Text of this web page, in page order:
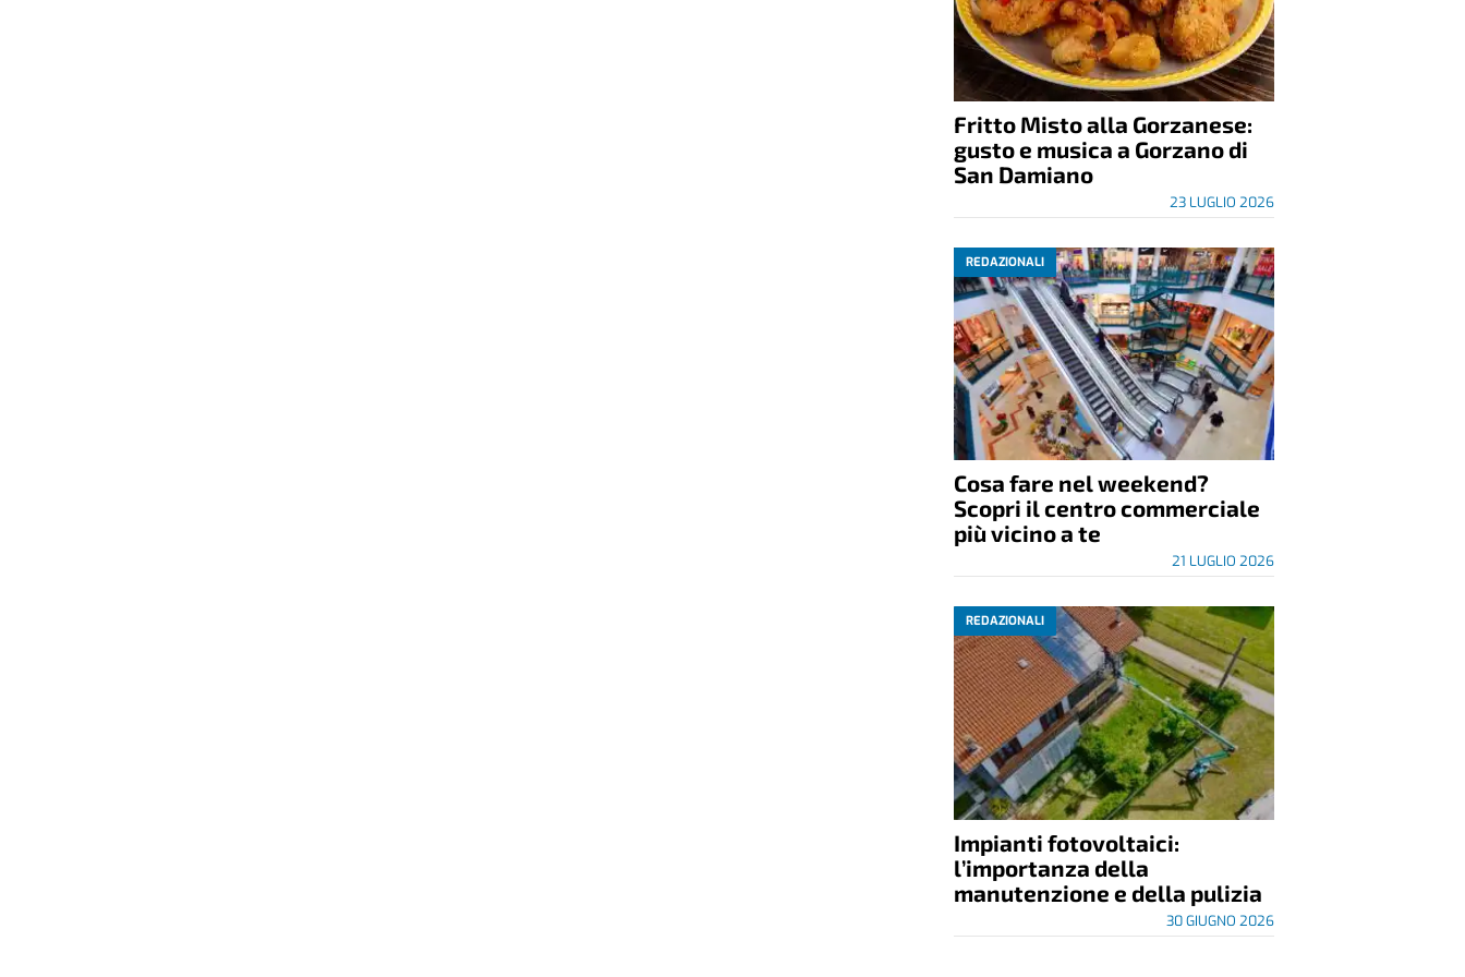
Fritto Misto alla Gorzanese:
gusto e musica a Gorzano di
San Damiano
23 LUGLIO 2026
REDAZIONALI
Cosa fare nel weekend?
Scopri il centro commerciale
più vicino a te
21 LUGLIO 2026
REDAZIONALI
Impianti fotovoltaici:
l’importanza della
manutenzione e della pulizia
30 GIUGNO 2026